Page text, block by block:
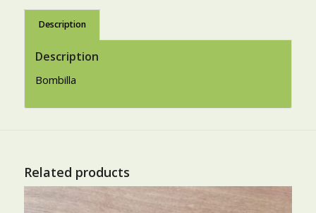
Description
Description
Bombilla
Related products